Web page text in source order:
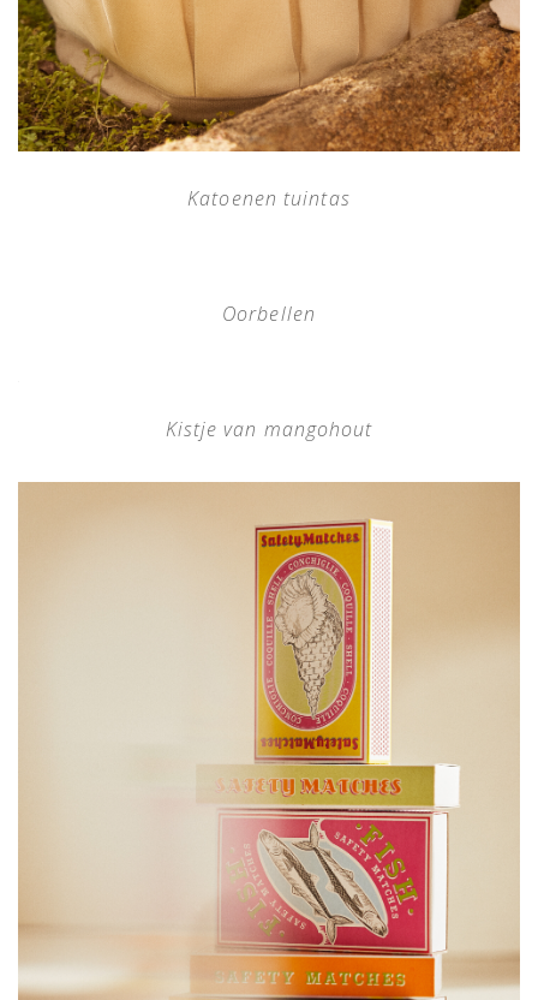
Katoenen tuintas
Oorbellen
Kistje van mangohout